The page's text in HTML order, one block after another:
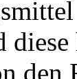
den